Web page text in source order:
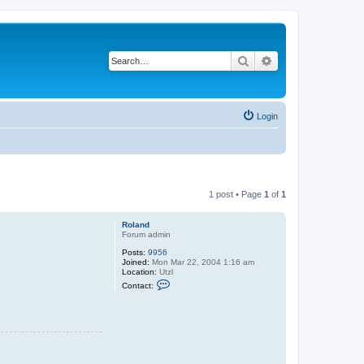
Search
Login
1 post • Page 1 of 1
Roland
Forum admin
Posts: 9956
Joined: Mon Mar 22, 2004 1:16 am
Location: Utzl
Contact: